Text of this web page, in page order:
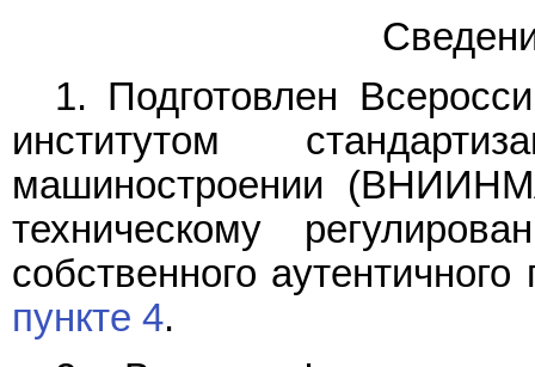
1. Подготовлен
институтом
машиностроении
техническому
собственного
пункте 4.